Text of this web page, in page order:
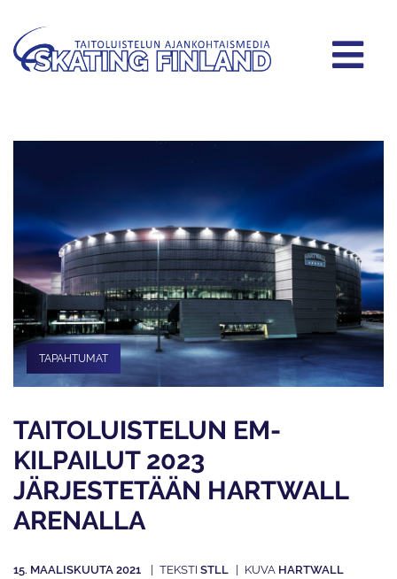
TAPAHTUMAT
TAITOLUISTELUN EM-
KILPAILUT 2023
JÄRJESTETÄÄN HARTWALL
ARENALLA
15. MAALISKUUTA 2021 STLL
HARTWALL